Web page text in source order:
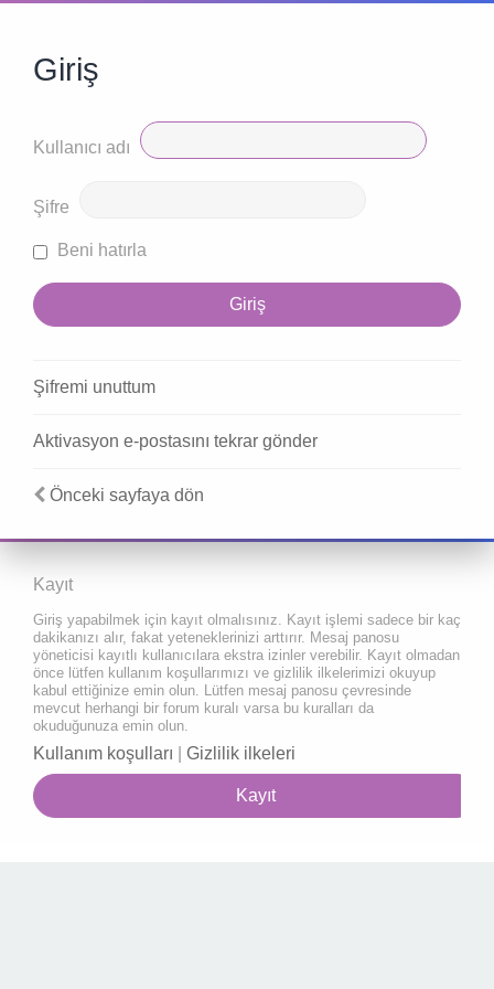
Giriş
Kullanıcı adı
Şifre
Beni hatırla
Şifremi unuttum
Aktivasyon e-postasını tekrar gönder
Önceki sayfaya dön
Kayıt
Giriş yapabilmek için kayıt olmalısınız. Kayıt işlemi sadece bir kaç
dakikanızı alır, fakat yeteneklerinizi arttırır. Mesaj panosu
yöneticisi kayıtlı kullanıcılara ekstra izinler verebilir. Kayıt olmadan
önce lütfen kullanım koşullarımızı ve gizlilik ilkelerimizi okuyup
kabul ettiğinize emin olun. Lütfen mesaj panosu çevresinde
mevcut herhangi bir forum kuralı varsa bu kuralları da
okuduğunuza emin olun.
Kullanım koşulları Gizlilik ilkeleri
Kayıt